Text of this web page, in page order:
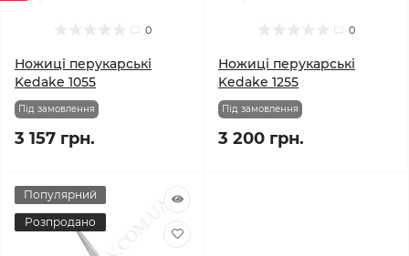
0
Ножиці перукарські
Kedake 1055
Під замовлення
3 157 грн.
0
Ножиці перукарські
Kedake 1255
Під замовлення
3 200 грн.
Популярний
Розпродано